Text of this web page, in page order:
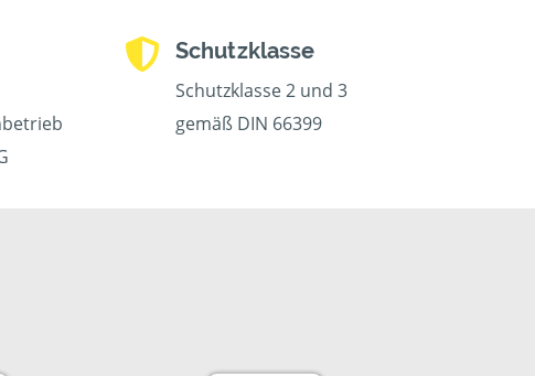
Schutzklasse
Schutzklasse 2 und 3
gemäß DIN 66399